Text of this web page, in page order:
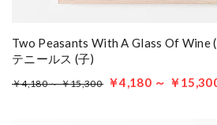
Two Peasants With A Glass Of Wine
テニールス (子)
￥4,180 ～ ￥15,300 ￥4,180 ～ ￥